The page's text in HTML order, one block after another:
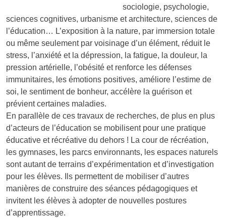
sociologie, psychologie,
sciences cognitives, urbanisme et architecture, sciences de
l’éducation… L’exposition à la nature, par immersion totale
ou même seulement par voisinage d’un élément, réduit le
stress, l’anxiété et la dépression, la fatigue, la douleur, la
pression artérielle, l’obésité et renforce les défenses
immunitaires, les émotions positives, améliore l’estime de
soi, le sentiment de bonheur, accélère la guérison et
prévient certaines maladies.
En parallèle de ces travaux de recherches, de plus en plus
d’acteurs de l’éducation se mobilisent pour une pratique
éducative et récréative du dehors ! La cour de récréation,
les gymnases, les parcs environnants, les espaces naturels
sont autant de terrains d’expérimentation et d’investigation
pour les élèves. Ils permettent de mobiliser d’autres
manières de construire des séances pédagogiques et
invitent les élèves à adopter de nouvelles postures
d’apprentissage.